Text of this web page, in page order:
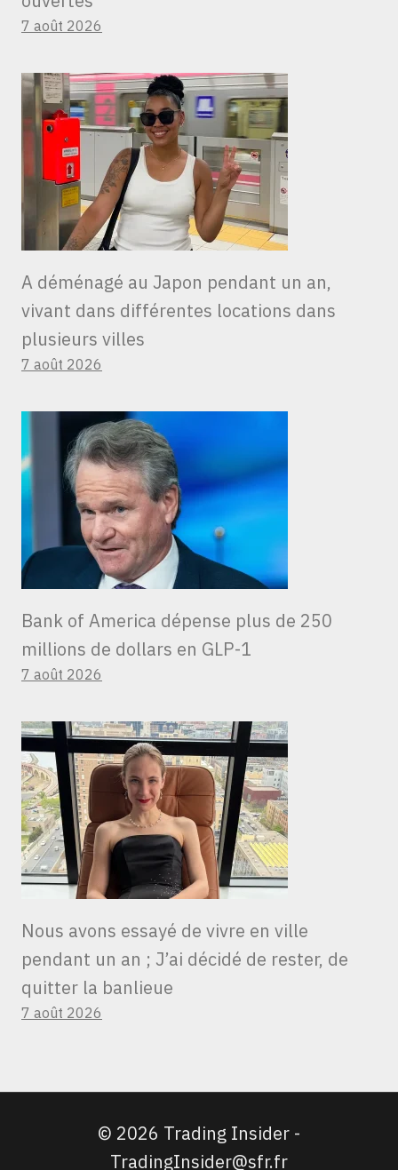
7 août 2026
A déménagé au Japon pendant un an,
vivant dans différentes locations dans
plusieurs villes
7 août 2026
Bank of America dépense plus de 250
millions de dollars en GLP-1
7 août 2026
Nous avons essayé de vivre en ville
pendant un an ; J’ai décidé de rester, de
quitter la banlieue
7 août 2026
© 2026 Trading Insider -
TradingInsider@sfr.fr